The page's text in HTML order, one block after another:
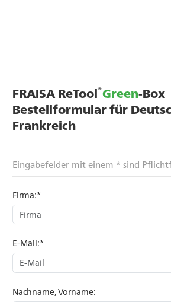
FRAISA ReTool®Green-Box
Bestellformular für
Frankreich
Eingabefelder mit einem * sind
Firma:*
E-Mail:*
Nachname, Vorname: